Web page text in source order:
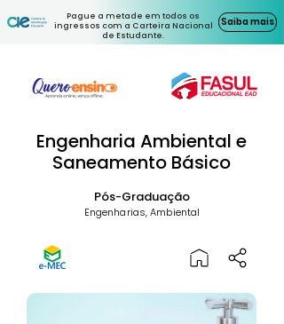
Pague a metade em todos os
ingressos com a Carteira Nacional
de Estudante.
Saiba mais
Engenharia Ambiental e
Saneamento Básico
Pós-Graduação
Engenharias, Ambiental